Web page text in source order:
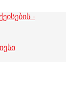
ქეისების -